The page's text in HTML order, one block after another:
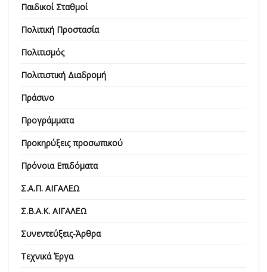
Παιδικοί Σταθμοί
Πολιτική Προστασία
Πολιτισμός
Πολιτιστική Διαδρομή
Πράσινο
Προγράμματα
Προκηρύξεις προσωπικού
Πρόνοια Επιδόματα
Σ.Α.Π. ΑΙΓΑΛΕΩ
Σ.Β.Α.Κ. ΑΙΓΑΛΕΩ
Συνεντεύξεις-Άρθρα
Τεχνικά Έργα